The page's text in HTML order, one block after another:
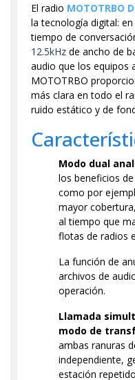
El radio MOTOTRBO
la tecnología digital:
tiempo de
12.5kHz de ancho de
audio que los equipos
MOTOTRBO
más clara en todo el
ruido estático y de
Modo dual
los beneficios
como por
mayor
al tiempo que
flotas de radios
La función de
archivos de
operación.
Llamada
modo de
ambas ranuras
independiente,
estación